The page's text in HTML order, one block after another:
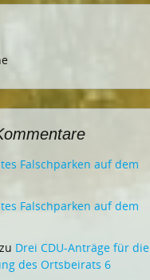
Falschparken auf dem
Falschparken auf dem
zu Drei CDU-Anträge für die
des Ortsbeirats 6